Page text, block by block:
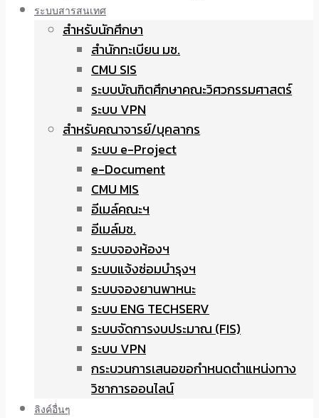
ระบบสารสนเทศ
สำหรับนักศึกษา
สำนักทะเบียน มช.
CMU SIS
ระบบบัณฑิตศึกษาคณะวิศวกรรมศาสตร์
ระบบ VPN
สำหรับคณาจารย์/บุคลากร
ระบบ e-Project
e-Document
CMU MIS
อีเมล์คณะฯ
อีเมล์มช.
ระบบจองห้องฯ
ระบบแจ้งซ่อมบำรุงฯ
ระบบจองยานพาหนะ
ระบบ ENG TECHSERV
ระบบจัดการงบประมาณ (FIS)
ระบบ VPN
กระบวนการเสนอขอกำหนดตำแหน่งทาง
วิชาการออนไลน์
ลิงค์อื่นๆ